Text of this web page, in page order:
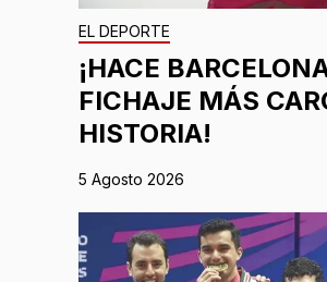
EL DEPORTE
¡HACE
FICHAJE MÁS
HISTORIA!
5 Agosto 2026